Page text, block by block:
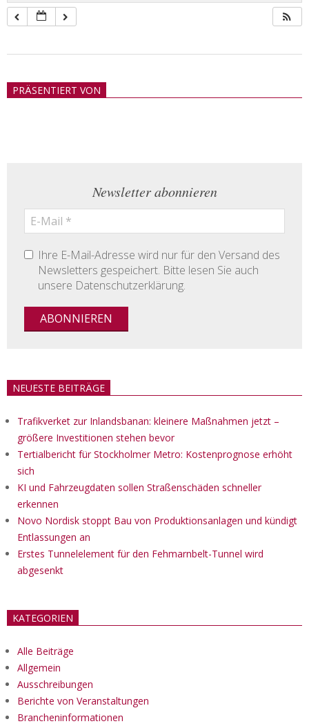
21PRÄSENTIERT VON
Newsletter abonnieren
Ihre E-Mail-Adresse wird nur für den Versand des
Newsletters gespeichert. Bitte lesen Sie auch
unsere Datenschutzerklärung.
NEUESTE BEITRÄGE
Trafikverket zur Inlandsbanan: kleinere Maßnahmen jetzt –
größere Investitionen stehen bevor
Tertialbericht für Stockholmer Metro: Kostenprognose erhöht
sich
KI und Fahrzeugdaten sollen Straßenschäden schneller
erkennen
Novo Nordisk stoppt Bau von Produktionsanlagen und kündigt
Entlassungen an
Erstes Tunnelelement für den Fehmarnbelt-Tunnel wird
abgesenkt
KATEGORIEN
Alle Beiträge
Allgemein
Ausschreibungen
Berichte von Veranstaltungen
Brancheninformationen